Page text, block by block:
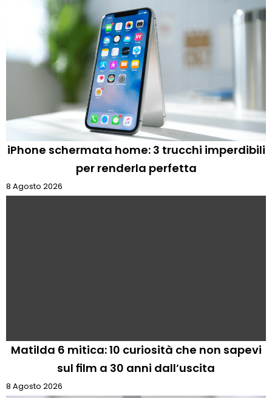
iPhone schermata home: 3 trucchi imperdibili
per renderla perfetta
8 Agosto 2026
Matilda 6 mitica: 10 curiosità che non sapevi
sul film a 30 anni dall’uscita
8 Agosto 2026